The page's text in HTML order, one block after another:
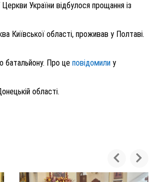
України відбулося прощання із
Київської області, проживав у Полтаві.
батальйону. Про це повідомили у
області.